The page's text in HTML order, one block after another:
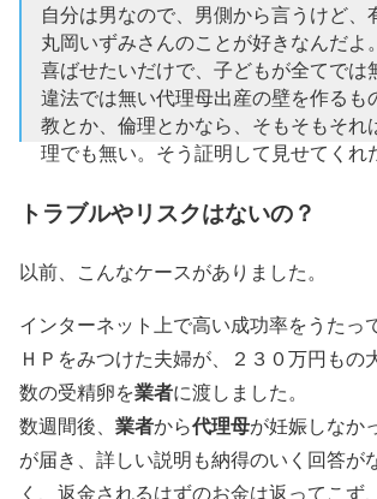
自分は男なので、男側から言うけど、
丸岡いずみさんのことが好きなんだよ
喜ばせたいだけで、子どもが全てでは
違法では無い代理母出産の壁を作るも
教とか、倫理とかなら、そもそもそれ
理でも無い。そう証明して見せてくれ
— 日͜͡本͜͡病͜͡の͜͡正͜͡体͜͡が͜͡見͜͡え͜͡て͜͡き͜͡ま͜͡し͜͡た͜͡ (@KokkaiGmen)
トラブルやリスクはないの？
以前、こんなケースがありました。
インターネット上で高い成功率をうたっ
ＨＰをみつけた夫婦が、２３０万円もの
数の受精卵を業者に渡しました。
数週間後、 業者から代理母が妊娠しなか
が届き、詳しい説明も納得のいく回答が
く、返金されるはずのお金は返ってこず